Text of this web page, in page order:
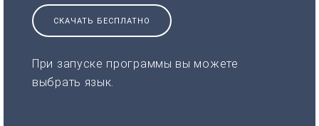
СКАЧАТЬ БЕСПЛАТНО
При запуске программы вы можете
выбрать язык.